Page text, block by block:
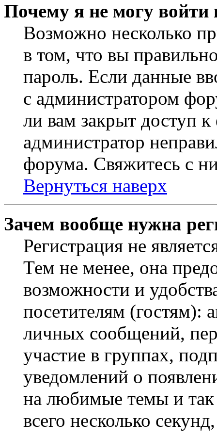
Почему я не могу войти
Возможно несколько
в том, что вы
пароль. Если данные
с администратором
ли вам закрыт доступ
администратор
форума. Свяжитесь с
Вернуться наверх
Зачем вообще нужна
Регистрация не
Тем не менее, она
возможности и
посетителям (гостям):
личных сообщений,
участие в группах,
уведомлений о
на любимые темы и так
всего несколько